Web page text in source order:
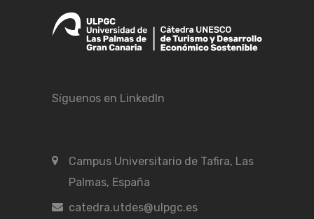
Síguenos en LinkedIn
Campus Universitario de Tafira, Las
Palmas, España
catedra.utdes@ulpgc.es